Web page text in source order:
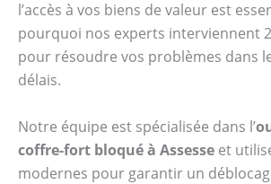
l’accès à vos biens de valeur est
pourquoi nos experts interviennent
pour résoudre vos problèmes dans
délais.
Notre équipe est spécialisée dans l’
coffre-fort bloqué à Assesse et
modernes pour garantir un